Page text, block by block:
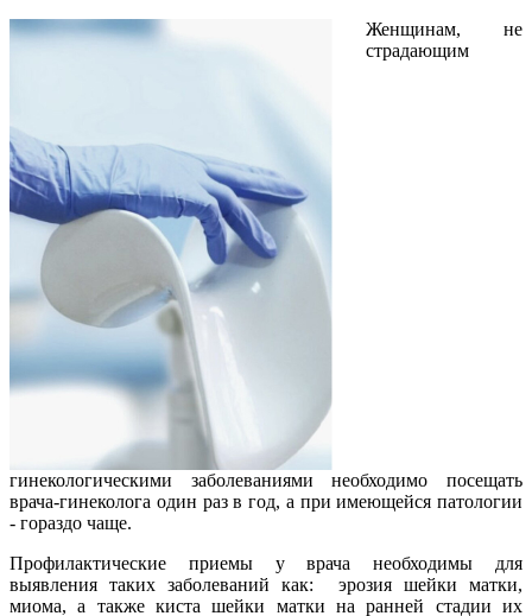
Женщинам, не
страдающим
гинекологическими заболеваниями необходимо посещать
врача-гинеколога один раз в год, а при имеющейся патологии
- гораздо чаще.
Профилактические приемы у врача необходимы для
выявления таких заболеваний как: эрозия шейки матки,
миома, а также киста шейки матки на ранней стадии их